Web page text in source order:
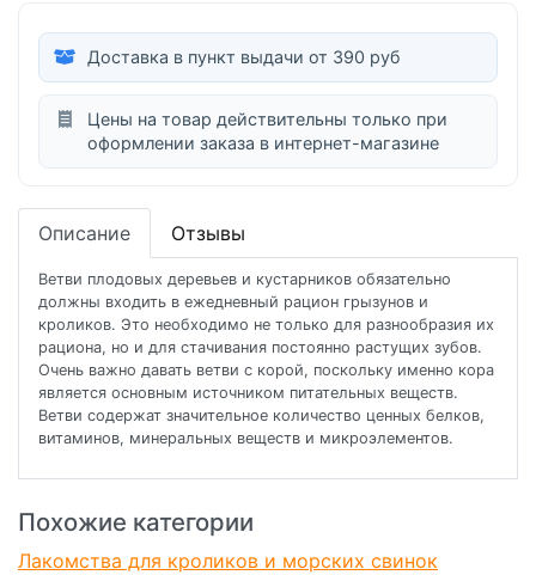
Доставка в пункт выдачи от 390 руб
Цены на товар действительны только при
оформлении заказа в интернет-магазине
Описание Отзывы
Ветви плодовых деревьев и кустарников обязательно
должны входить в ежедневный рацион грызунов и
кроликов. Это необходимо не толькo для разнообразия их
рациона, но и для стачивания постоянно растущих зубов.
Очень важно давать ветви с корой, поскольку именно корa
является основным источником питательных веществ.
Ветви содержат значительное количество ценных белков,
витаминов, минеральных веществ и микроэлементов.
Похожие категории
Лакомства для кроликов и морских свинок